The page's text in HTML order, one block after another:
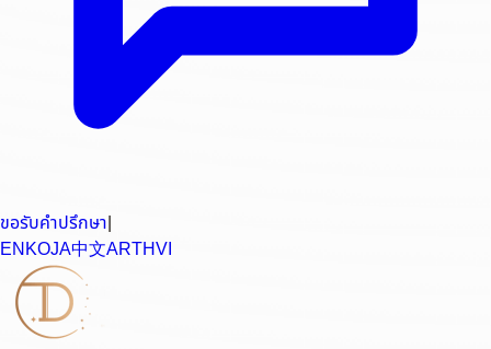
ขอรับคำปรึกษา|
ENKOJA中文ARTHVI